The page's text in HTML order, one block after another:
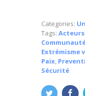
Categories:
Tags:
Extrémisme
Paix,
Sécurité